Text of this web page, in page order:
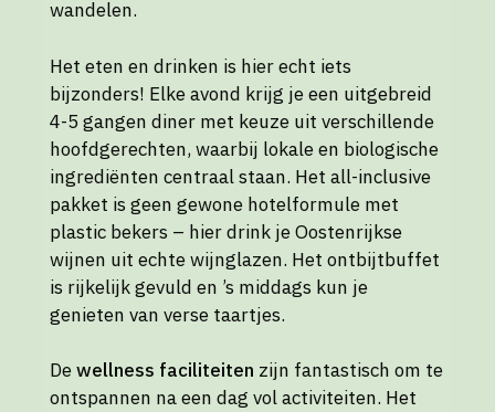
wandelen.
Het eten en drinken is hier echt iets
bijzonders! Elke avond krijg je een uitgebreid
4-5 gangen diner met keuze uit verschillende
hoofdgerechten, waarbij lokale en biologische
ingrediënten centraal staan. Het all-inclusive
pakket is geen gewone hotelformule met
plastic bekers – hier drink je Oostenrijkse
wijnen uit echte wijnglazen. Het ontbijtbuffet
is rijkelijk gevuld en ’s middags kun je
genieten van verse taartjes.
Dewellness faciliteiten zijn fantastisch om te
ontspannen na een dag vol activiteiten. Het